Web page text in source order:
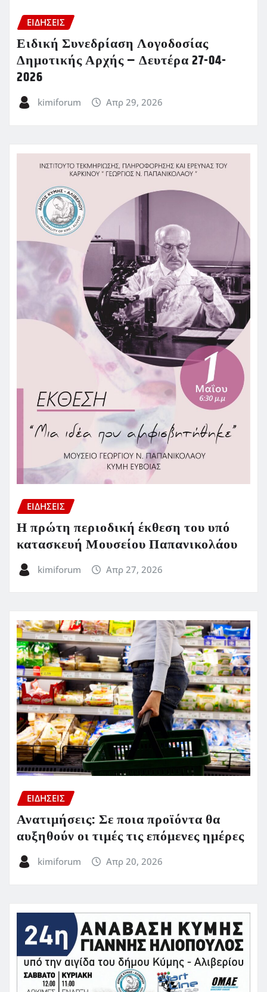
ΕΙΔΗΣΕΙΣ
Ειδική Συνεδρίαση Λογοδοσίας
Δημοτικής Αρχής – Δευτέρα 27-04-
2026
kimiforum Απρ 29, 2026
ΕΙΔΗΣΕΙΣ
Η πρώτη περιοδική έκθεση του υπό
κατασκευή Μουσείου Παπανικολάου
kimiforum Απρ 27, 2026
ΕΙΔΗΣΕΙΣ
Ανατιμήσεις: Σε ποια προϊόντα θα
αυξηθούν οι τιμές τις επόμενες ημέρες
kimiforum Απρ 20, 2026